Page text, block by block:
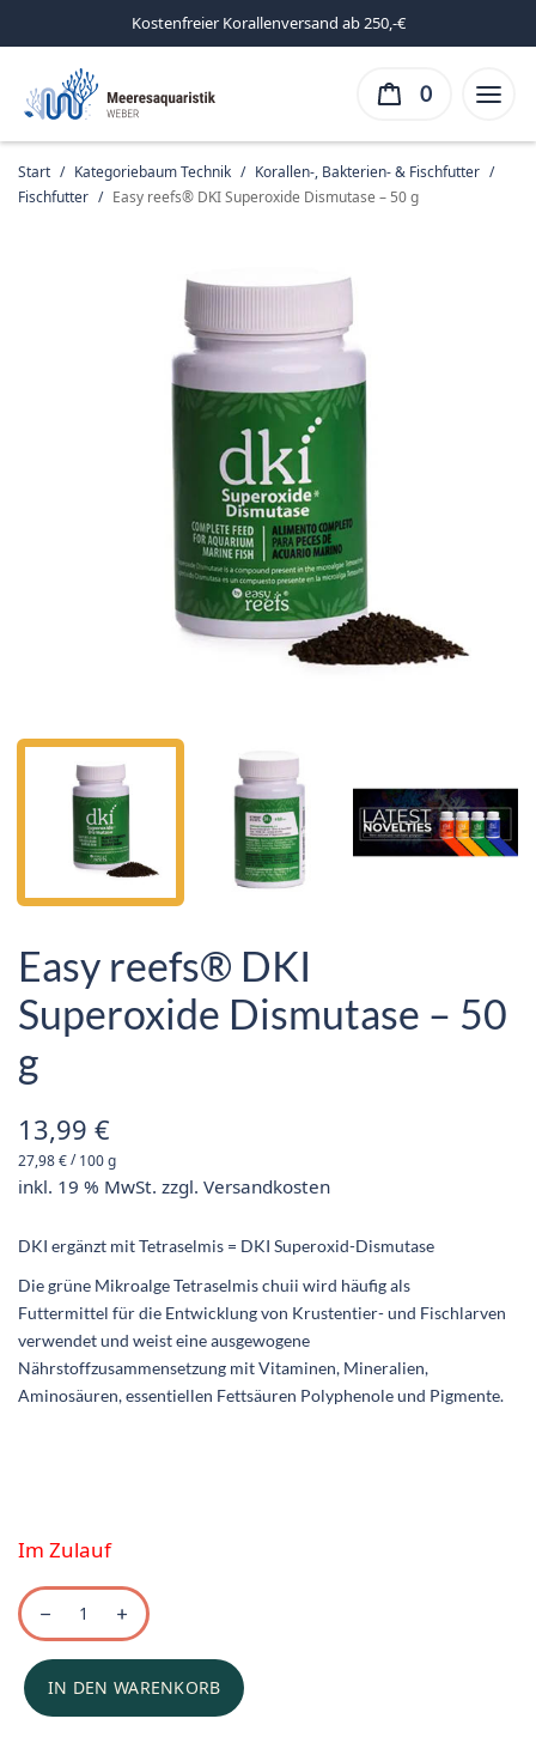
Kostenfreier Korallenversand ab 250,-€
0
Start / Kategoriebaum Technik / Korallen-, Bakterien- & Fischfutter /
Fischfutter / Easy reefs® DKI Superoxide Dismutase – 50 g
Easy reefs® DKI
Superoxide Dismutase – 50
g
13,99€
27,98€/100g
inkl. 19 % MwSt. zzgl.Versandkosten
DKI ergänzt mit Tetraselmis = DKI Superoxid-Dismutase
Die grüne Mikroalge Tetraselmis chuii wird häufig als
Futtermittel für die Entwicklung von Krustentier- und Fischlarven
verwendet und weist eine ausgewogene
Nährstoffzusammensetzung mit Vitaminen, Mineralien,
Aminosäuren, essentiellen Fettsäuren Polyphenole und Pigmente.
Im Zulauf
IN DEN WARENKORB